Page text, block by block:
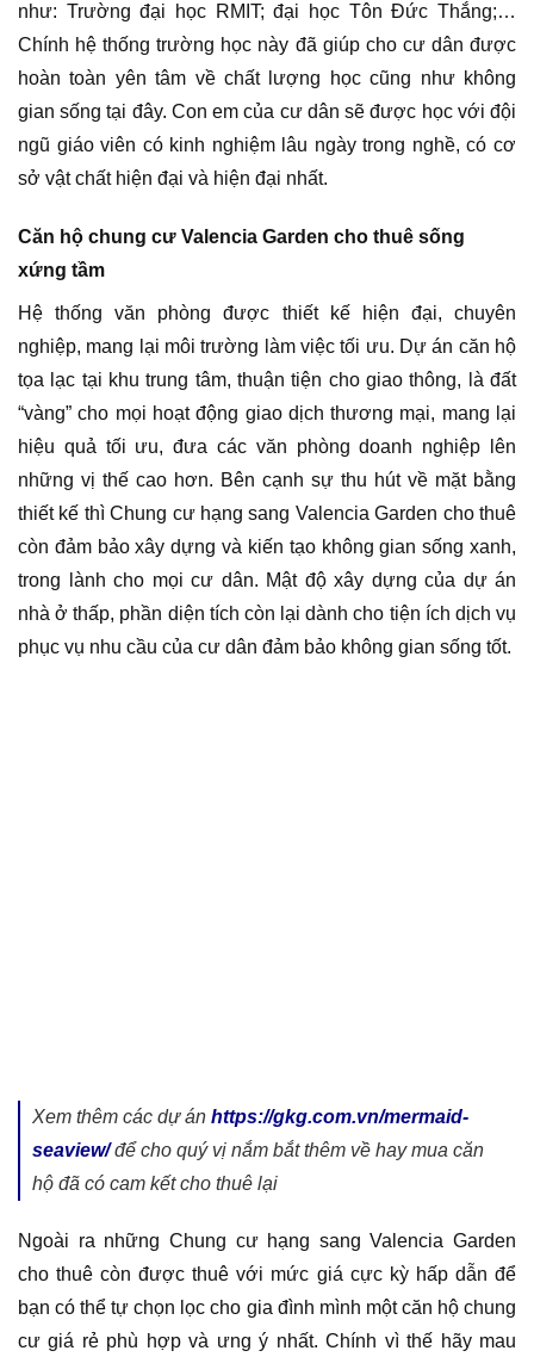
như: Trường đại học RMIT; đại học Tôn Đức Thắng;…
Chính hệ thống trường học này đã giúp cho cư dân được
hoàn toàn yên tâm về chất lượng học cũng như không
gian sống tại đây. Con em của cư dân sẽ được học với đội
ngũ giáo viên có kinh nghiệm lâu ngày trong nghề, có cơ
sở vật chất hiện đại và hiện đại nhất.
Căn hộ chung cư Valencia Garden cho thuê sống
xứng tầm
Hệ thống văn phòng được thiết kế hiện đại, chuyên
nghiệp, mang lại môi trường làm việc tối ưu. Dự án căn hộ
tọa lạc tại khu trung tâm, thuận tiện cho giao thông, là đất
“vàng” cho mọi hoạt động giao dịch thương mại, mang lại
hiệu quả tối ưu, đưa các văn phòng doanh nghiệp lên
những vị thế cao hơn. Bên cạnh sự thu hút về mặt bằng
thiết kế thì Chung cư hạng sang Valencia Garden cho thuê
còn đảm bảo xây dựng và kiến tạo không gian sống xanh,
trong lành cho mọi cư dân. Mật độ xây dựng của dự án
nhà ở thấp, phần diện tích còn lại dành cho tiện ích dịch vụ
phục vụ nhu cầu của cư dân đảm bảo không gian sống tốt.
Xem thêm các dự án https://gkg.com.vn/mermaid-
seaview/để cho quý vị nắm bắt thêm về hay mua căn
hộ đã có cam kết cho thuê lại
Ngoài ra những Chung cư hạng sang Valencia Garden
cho thuê còn được thuê với mức giá cực kỳ hấp dẫn để
bạn có thể tự chọn lọc cho gia đình mình một căn hộ chung
cư giá rẻ phù hợp và ưng ý nhất. Chính vì thế hãy mau